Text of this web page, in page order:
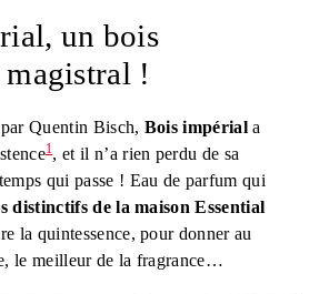
un bois
!
Quentin Bisch, Bois impérial a
1, et il n’a rien perdu de sa
qui passe ! Eau de parfum qui
distinctifs de la maison Essential
la quintessence, pour donner au
le meilleur de la fragrance…